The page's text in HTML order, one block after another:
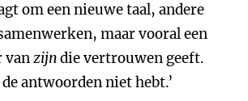
om een nieuwe taal, andere
maar vooral een
vanzijndie vertrouwen geeft.
antwoorden niet hebt.’